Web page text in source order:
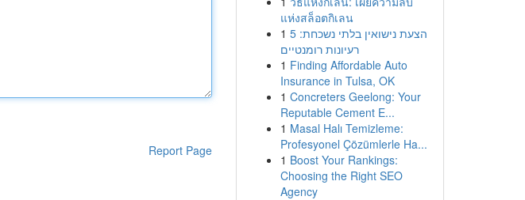
Report Page
แห่งสล็อตกิเลน
1 הצעת נישואין בלתי נשכחת: 5
רעיונות רומנטיים
1 Finding Affordable Auto
Insurance in Tulsa, OK
1 Concreters Geelong: Your
Reputable Cement E...
1 Masal Halı Temizleme:
Profesyonel Çözümlerle Ha...
1 Boost Your Rankings:
Choosing the Right SEO
Agency